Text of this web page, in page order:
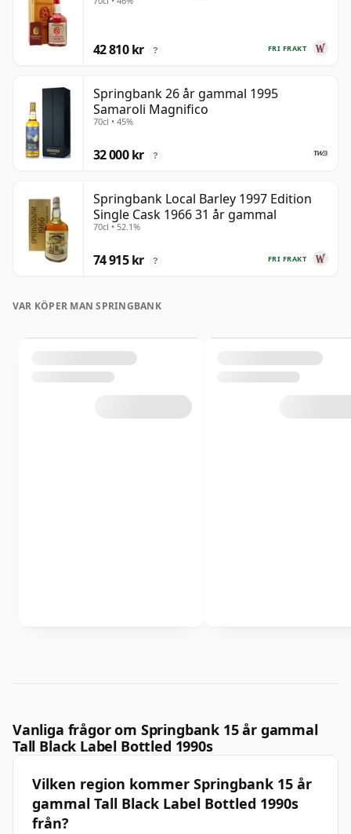
FRI FRAKT
42 810 kr ?
Springbank 26 år gammal 1995
Samaroli Magnifico
70cl • 45%
32 000 kr ?
Springbank Local Barley 1997 Edition
Single Cask 1966 31 år gammal
70cl • 52.1%
FRI FRAKT
74 915 kr ?
VAR KÖPER MAN SPRINGBANK
Vanliga frågor om Springbank 15 år gammal
Tall Black Label Bottled 1990s
Vilken region kommer Springbank 15 år
gammal Tall Black Label Bottled 1990s
från?